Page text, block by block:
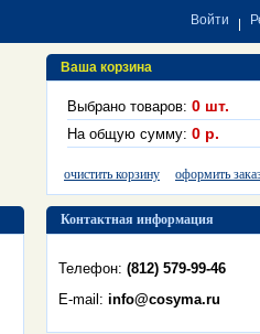
Войти
Ваша корзина
Выбрано товаров: 0 шт.
На общую сумму: 0 р.
очистить корзину оформить
Контактная информация
Телефон: (812) 579-99-46
E-mail: info@cosyma.ru